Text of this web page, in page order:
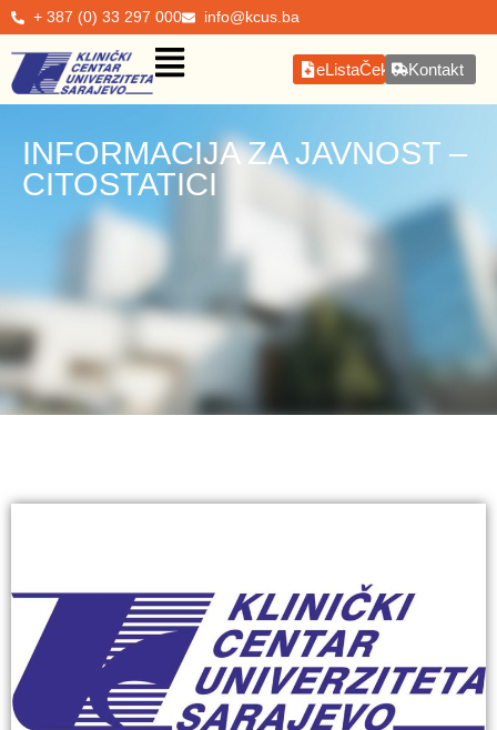
+ 387 (0) 33 297 000 info@kcus.ba
eListaČekanjaKontakt
INFORMACIJA ZA JAVNOST –
CITOSTATICI